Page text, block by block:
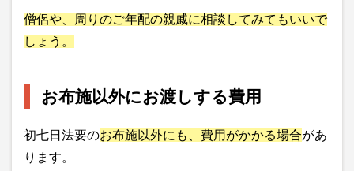
僧侶や、周りのご年配の親戚に相談してみてもいいで
しょう。
お布施以外にお渡しする費用
初七日法要のお布施以外にも、費用がかかる場合があ
ります。